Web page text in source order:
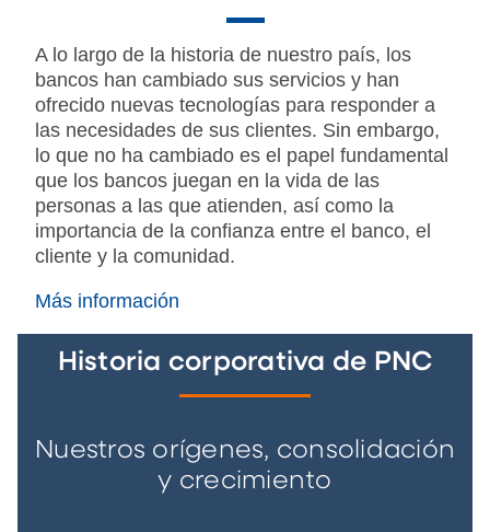
A lo largo de la historia de nuestro país, los
bancos han cambiado sus servicios y han
ofrecido nuevas tecnologías para responder a
las necesidades de sus clientes. Sin embargo,
lo que no ha cambiado es el papel fundamental
que los bancos juegan en la vida de las
personas a las que atienden, así como la
importancia de la confianza entre el banco, el
cliente y la comunidad.
Más información
Historia corporativa de PNC
Nuestros orígenes, consolidación
y crecimiento